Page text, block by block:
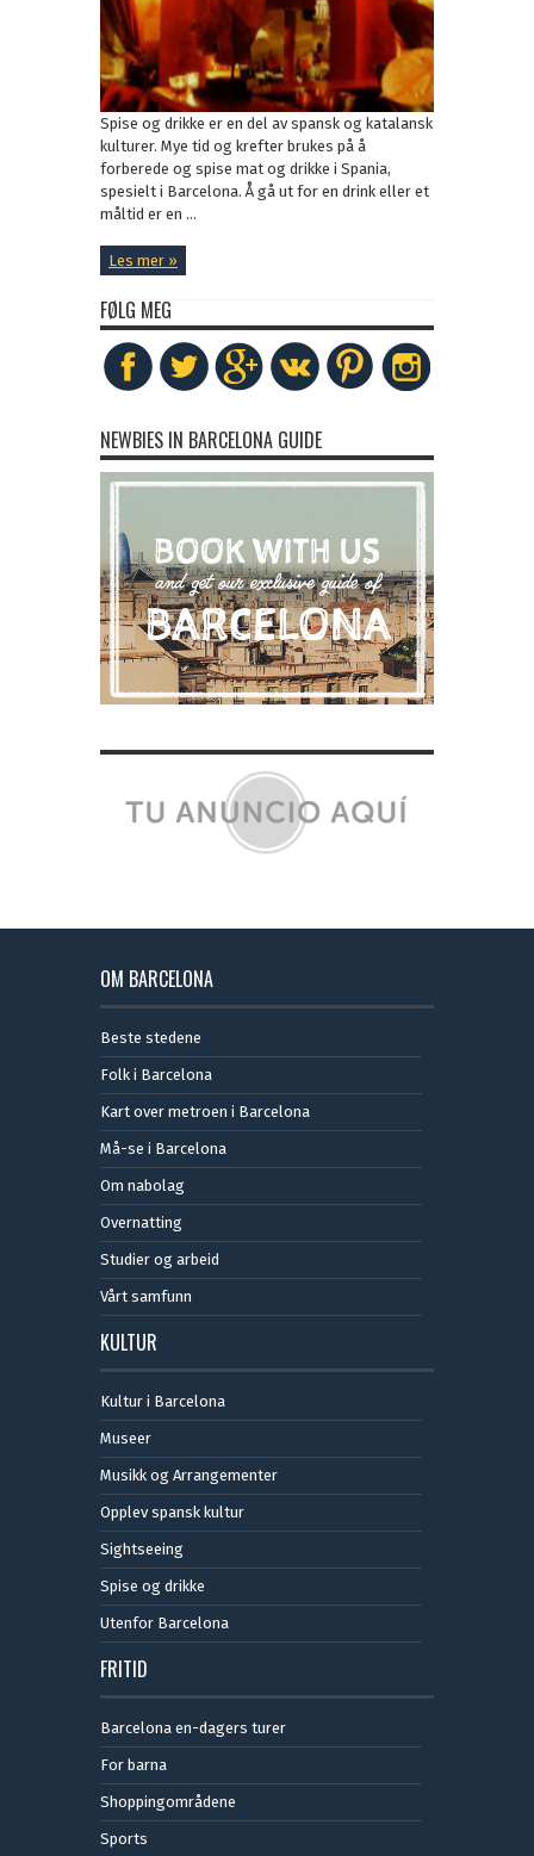
Spise og drikke er en del av spansk og katalansk
kulturer. Mye tid og krefter brukes på å
forberede og spise mat og drikke i Spania,
spesielt i Barcelona. Å gå ut for en drink eller et
måltid er en ...
Les mer »
FØLG MEG
NEWBIES IN BARCELONA GUIDE
OM BARCELONA
Beste stedene
Folk i Barcelona
Kart over metroen i Barcelona
Må-se i Barcelona
Om nabolag
Overnatting
Studier og arbeid
Vårt samfunn
KULTUR
Kultur i Barcelona
Museer
Musikk og Arrangementer
Opplev spansk kultur
Sightseeing
Spise og drikke
Utenfor Barcelona
FRITID
Barcelona en-dagers turer
For barna
Shoppingområdene
Sports